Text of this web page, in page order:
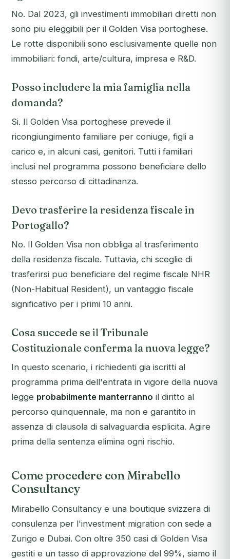
No. Dal 2023, gli investimenti immobiliari diretti non
sono piu eleggibili per il Golden Visa portoghese.
Le rotte disponibili sono esclusivamente quelle non
immobiliari: fondi, arte/cultura, impresa e R&D.
Posso includere la mia famiglia nella
domanda?
Si. Il Golden Visa portoghese prevede il
ricongiungimento familiare per coniuge, figli a
carico e, in alcuni casi, genitori. Tutti i familiari
inclusi nel programma possono beneficiare dello
stesso percorso di cittadinanza.
Devo trasferire la residenza fiscale in
Portogallo?
No. Il Golden Visa non obbliga al trasferimento
della residenza fiscale. Tuttavia, chi sceglie di
trasferirsi puo beneficiare del regime fiscale NHR
(Non-Habitual Resident), un vantaggio fiscale
significativo per i primi 10 anni.
Cosa succede se il Tribunale
Costituzionale conferma la nuova legge?
In questo scenario, i richiedenti gia iscritti al
programma prima dell'entrata in vigore della nuova
legge probabilmente manterranno il diritto al
percorso quinquennale, ma non e garantito in
assenza di clausola di salvaguardia esplicita. Agire
prima della sentenza elimina ogni rischio.
Come procedere con Mirabello
Consultancy
Mirabello Consultancy e una boutique svizzera di
consulenza per l'investment migration con sede a
Zurigo e Dubai. Con oltre 350 casi di Golden Visa
gestiti e un tasso di approvazione del 99%, siamo il